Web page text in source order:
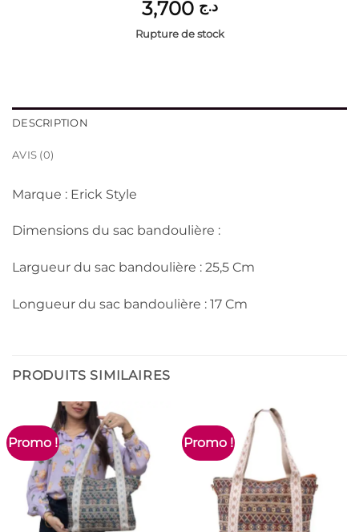
د.ج 3,700
Rupture de stock
DESCRIPTION
AVIS (0)
Marque : Erick Style
Dimensions du sac bandoulière :
Largueur du sac bandoulière : 25,5 Cm
Longueur du sac bandoulière : 17 Cm
PRODUITS SIMILAIRES
Promo ! Promo !